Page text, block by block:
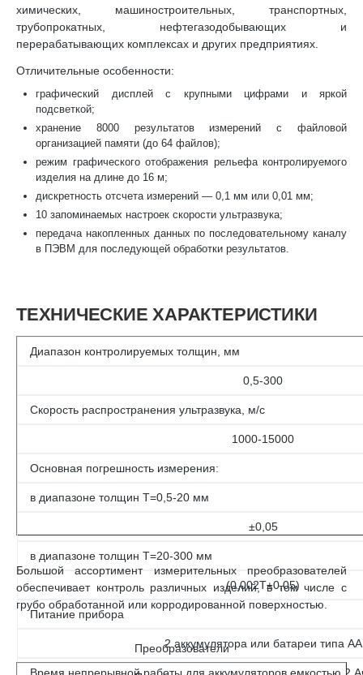
химических, машиностроительных, транспортных,
трубопрокатных, нефтегазодобывающих и
перерабатывающих комплексах и других предприятиях.
Отличительные особенности:
графический дисплей с крупными цифрами и яркой
подсветкой;
хранение 8000 результатов измерений с файловой
организацией памяти (до 64 файлов);
режим графического отображения рельефа контролируемого
изделия на длине до 16 м;
дискретность отсчета измерений — 0,1 мм или 0,01 мм;
10 запоминаемых настроек скорости ультразвука;
передача накопленных данных по последовательному каналу
в ПЭВМ для последующей обработки результатов.
ТЕХНИЧЕСКИЕ ХАРАКТЕРИСТИКИ
Диапазон контролируемых толщин, мм
0,5-300
Скорость распространения ультразвука, м/с
1000-15000
Основная погрешность измерения:
в диапазоне толщин Т=0,5-20 мм
±0,05
в диапазоне толщин Т=20-300 мм
(0,002Т±0,05)
Питание прибора
2 аккумулятора или батареи типа АА
Большой ассортимент измерительных преобразователей
обеспечивает контроль различных изделий, в том числе с
грубо обработанной или корродированной поверхностью.
Преобразователи